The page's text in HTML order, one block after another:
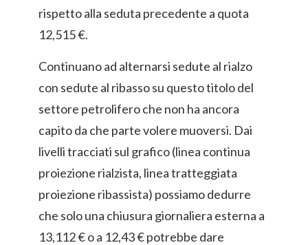
rispetto alla seduta precedente a quota
12,515 €.
Continuano ad alternarsi sedute al rialzo
con sedute al ribasso su questo titolo del
settore petrolifero che non ha ancora
capito da che parte volere muoversi. Dai
livelli tracciati sul grafico (linea continua
proiezione rialzista, linea tratteggiata
proiezione ribassista) possiamo dedurre
che solo una chiusura giornaliera esterna a
13,112 € o a 12,43 € potrebbe dare